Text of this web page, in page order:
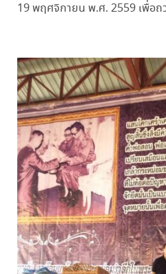
19 พฤศจิกายน พ.ศ. 2559 เพื่อถ